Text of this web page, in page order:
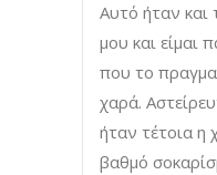
Αυτό ήταν και
μου και είμαι
που το
χαρά.
ήταν τέτοια η
βαθμό